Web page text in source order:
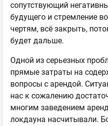
сопутствующий
будущего и стремление
чертям, всё закрыть,
будет дальше.
Одной из серьезных
прямые затраты на
вопросы с арендой.
нас к сожалению
многим заведением
локдауна насчитывали.